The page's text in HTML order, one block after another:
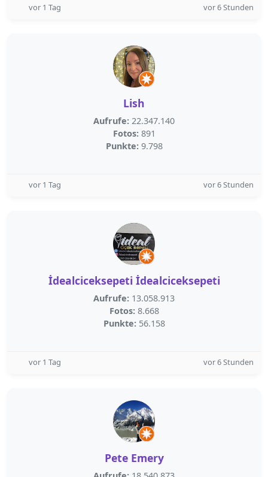
vor 1 Tag vor 6 Stunden
Lish
Aufrufe: 22.347.140
Fotos: 891
Punkte: 9.798
vor 1 Tag vor 6 Stunden
İdealciceksepeti İdealciceksepeti
Aufrufe: 13.058.913
Fotos: 8.668
Punkte: 56.158
vor 1 Tag vor 6 Stunden
Pete Emery